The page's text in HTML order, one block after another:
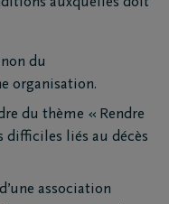
auxquelles doit
du
organisation.
du thème « Rendre
liés au décès
association